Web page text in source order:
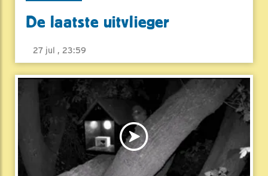
De laatste uitvlieger
27 jul , 23:59